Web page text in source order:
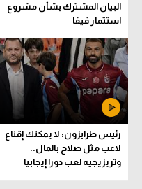
البيان المشترك بشأن مشروع
استثمار فيفا
رئيس طرابزون: لا يمكنك إقناع
لاعب مثل صلاح بالمال..
وتريزيجيه لعب دورا إيجابيا